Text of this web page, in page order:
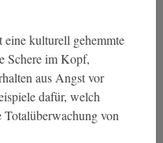
eine kulturell gehemmte
Schere im Kopf,
aus Angst vor
dafür, welch
von